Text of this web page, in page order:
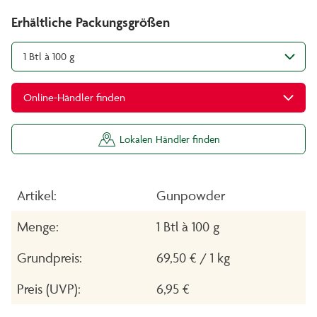
Erhältliche Packungsgrößen
1 Btl à 100 g
Online-Händler finden
Lokalen Händler finden
Artikel:
Gunpowder
Menge:
1 Btl à 100 g
Grundpreis:
69,50 € / 1 kg
Preis (UVP):
6,95 €